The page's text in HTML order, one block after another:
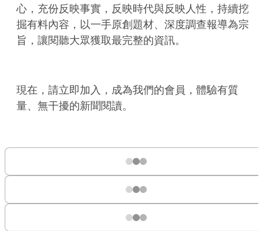
心，充份反映事實，反映時代與反映人性，持續挖
掘有料內容，以一手原創題材、深度調查報導為宗
旨，讓閱聽大眾獲取最完整的資訊。
現在，請立即加入，成為我們的會員，體驗有質
量、無干擾的新聞閱讀。